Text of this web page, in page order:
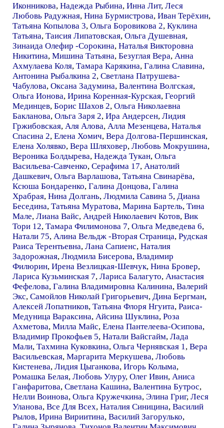
Иконникова, Надежда Рыбина, Инна Лит, Леся
Любовь Радужная, Нина Бурмистрова, Иван Терёхин,
Татьяна Копылова 3, Ольга Боровикова 2, Куклина
Татьяна, Таисия Липатовская, Ольга Душевная,
Зинаида Олефир -Сорокина, Наталья Викторовна
Никитина, Мишина Татьяна, Безуглая Вера, Анна
Ахмулаева Коля, Тамара Карякина, Галина Славина,
Антонина Рыбалкина 2, Светлана Патрушева-
Чабулова, Оксана Задумина, Валентина Волгская,
Ольга Ионова, Ирина Коренная-Курская, Георгий
Мединцев, Борис Шахов 2, Ольга Николаевна
Бакланова, Ольга Заря 2, Ира Андерсен, Лидия
Гржибовская, Аля Алова, Алла Мезенцева, Наталья
Спасина 2, Елена Хомич, Вера Долгова-Першинская,
Елена Холявко, Вера Шляховер, Любовь Мокрушина,
Вероника Болдырева, Надежда Тукан, Ольга
Васильева-Савченко, Серафима 17, Анатолий
Дашкевич, Ольга Варлашова, Татьяна Свинарёва,
Ксюша Бондаренко, Галина Донцова, Галина
Храбрая, Нина Долгань, Людмила Савина 5, Диана
Беседина, Татьяна Муратова, Марина Бартель, Тина
Мале, Лиана Вайс, Андрей Николаевич Котов, Вик
Тори 12, Тамара Филимонова 7, Ольга Медведева 6,
Натали 75, Алина Вельдж -Вторая Страница, Рудская
Раиса Терентьевна, Лана Сапиенс, Наталия
Задорожная, Людмила Бисерова, Владимир
Филюрин, Ирена Везлицкая-Шевчук, Нина Бровер,
Лариса Кузьминская 7, Лариса Балагуто, Анастасия
Фефелова, Галина Владимировна Калинина, Валерий
Экс, Самойлов Николай Григорьевич, Дина Бергман,
Алексей Лопатников, Татьяна Флоря Нгуита, Раиса-
Медуница Вараксина, Айсина Шуклина, Роза
Ахметова, Милла Майс, Елена Пантелеева-Осипова,
Владимир Прокофьев 5, Натали Вайсгайм, Лада
Мали, Тахмина Куковкина, Ольга Чернявская 1, Вера
Васильевская, Маргарита Меркушева, Любовь
Кистенева, Лидия Цыганкова, Игорь Колыма,
Ромашка Белая, Любовь Улуру, Олег Ивин, Аниса
Ганфаритова, Светлана Кашина, Валентина Бутрос,
Нелли Воинова, Ольга Кружечкина, Элина Григ, Леся
Уланова, Все Для Всех, Наталия Синицина, Василий
Рылов, Ирина Вириитина, Василий Загорулько,